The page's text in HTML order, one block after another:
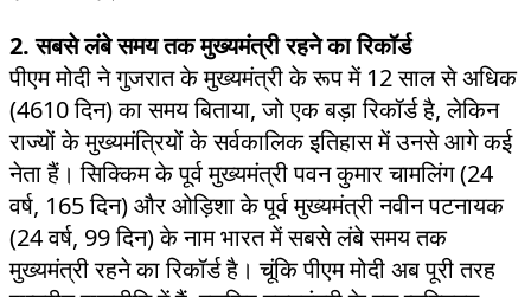
2. सबसे लंबे समय तक मुख्यमंत्री रहने का रिकॉर्ड
पीएम मोदी ने गुजरात के मुख्यमंत्री के रूप में 12 साल से अधिक
(4610 दिन) का समय बिताया, जो एक बड़ा रिकॉर्ड है, लेकिन
राज्यों के मुख्यमंत्रियों के सर्वकालिक इतिहास में उनसे आगे कई
नेता हैं। सिक्किम के पूर्व मुख्यमंत्री पवन कुमार चामलिंग (24
वर्ष, 165 दिन) और ओड़िशा के पूर्व मुख्यमंत्री नवीन पटनायक
(24 वर्ष, 99 दिन) के नाम भारत में सबसे लंबे समय तक
मुख्यमंत्री रहने का रिकॉर्ड है। चूंकि पीएम मोदी अब पूरी तरह